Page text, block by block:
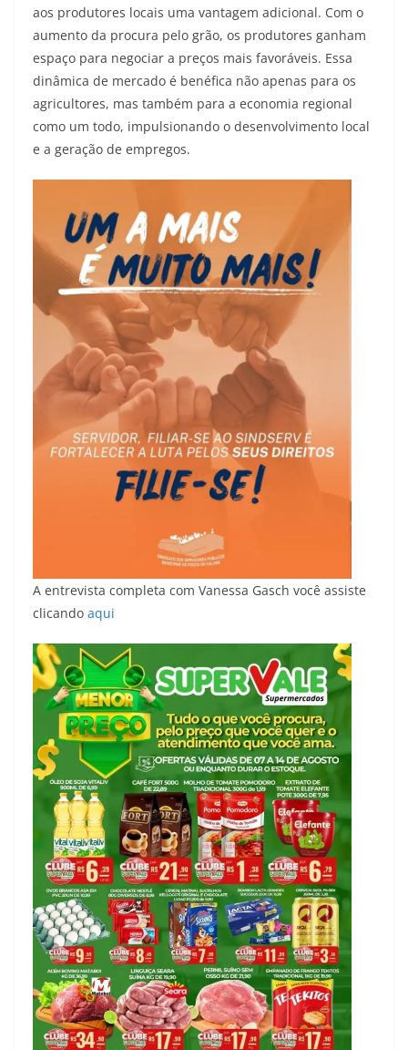
aos produtores locais uma vantagem adicional. Com o
aumento da procura pelo grão, os produtores ganham
espaço para negociar a preços mais favoráveis. Essa
dinâmica de mercado é benéfica não apenas para os
agricultores, mas também para a economia regional
como um todo, impulsionando o desenvolvimento local
e a geração de empregos.
A entrevista completa com Vanessa Gasch você assiste
clicando aqui